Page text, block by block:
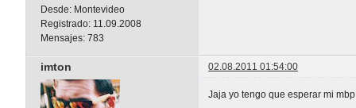
Desde: Montevideo
Registrado: 11.09.2008
Mensajes: 783
imton 02.08.2011 01:54:00
Jaja yo tengo que esperar mi